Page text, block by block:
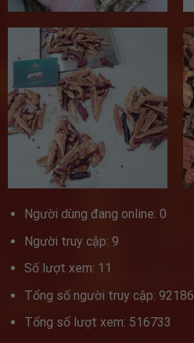
Người dùng đang online: 0
Người truy cập: 9
Số lượt xem: 11
Tổng số người truy cập: 92186
Tổng số lượt xem: 516733